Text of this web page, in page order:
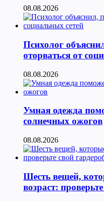
08.08.2026
Психолог
оторваться от
08.08.2026
Умная одежда
солнечных ожогов
08.08.2026
Шесть вещей,
возраст: